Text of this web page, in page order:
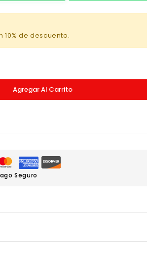
de descuento.
Agregar Al Carrito
Seguro